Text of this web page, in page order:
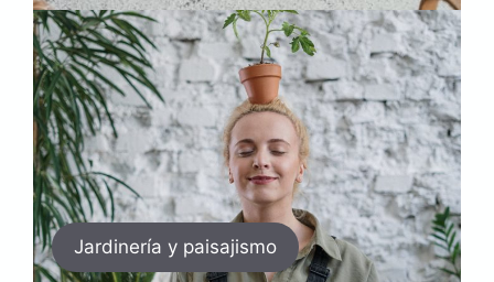
Jardinería y paisajismo